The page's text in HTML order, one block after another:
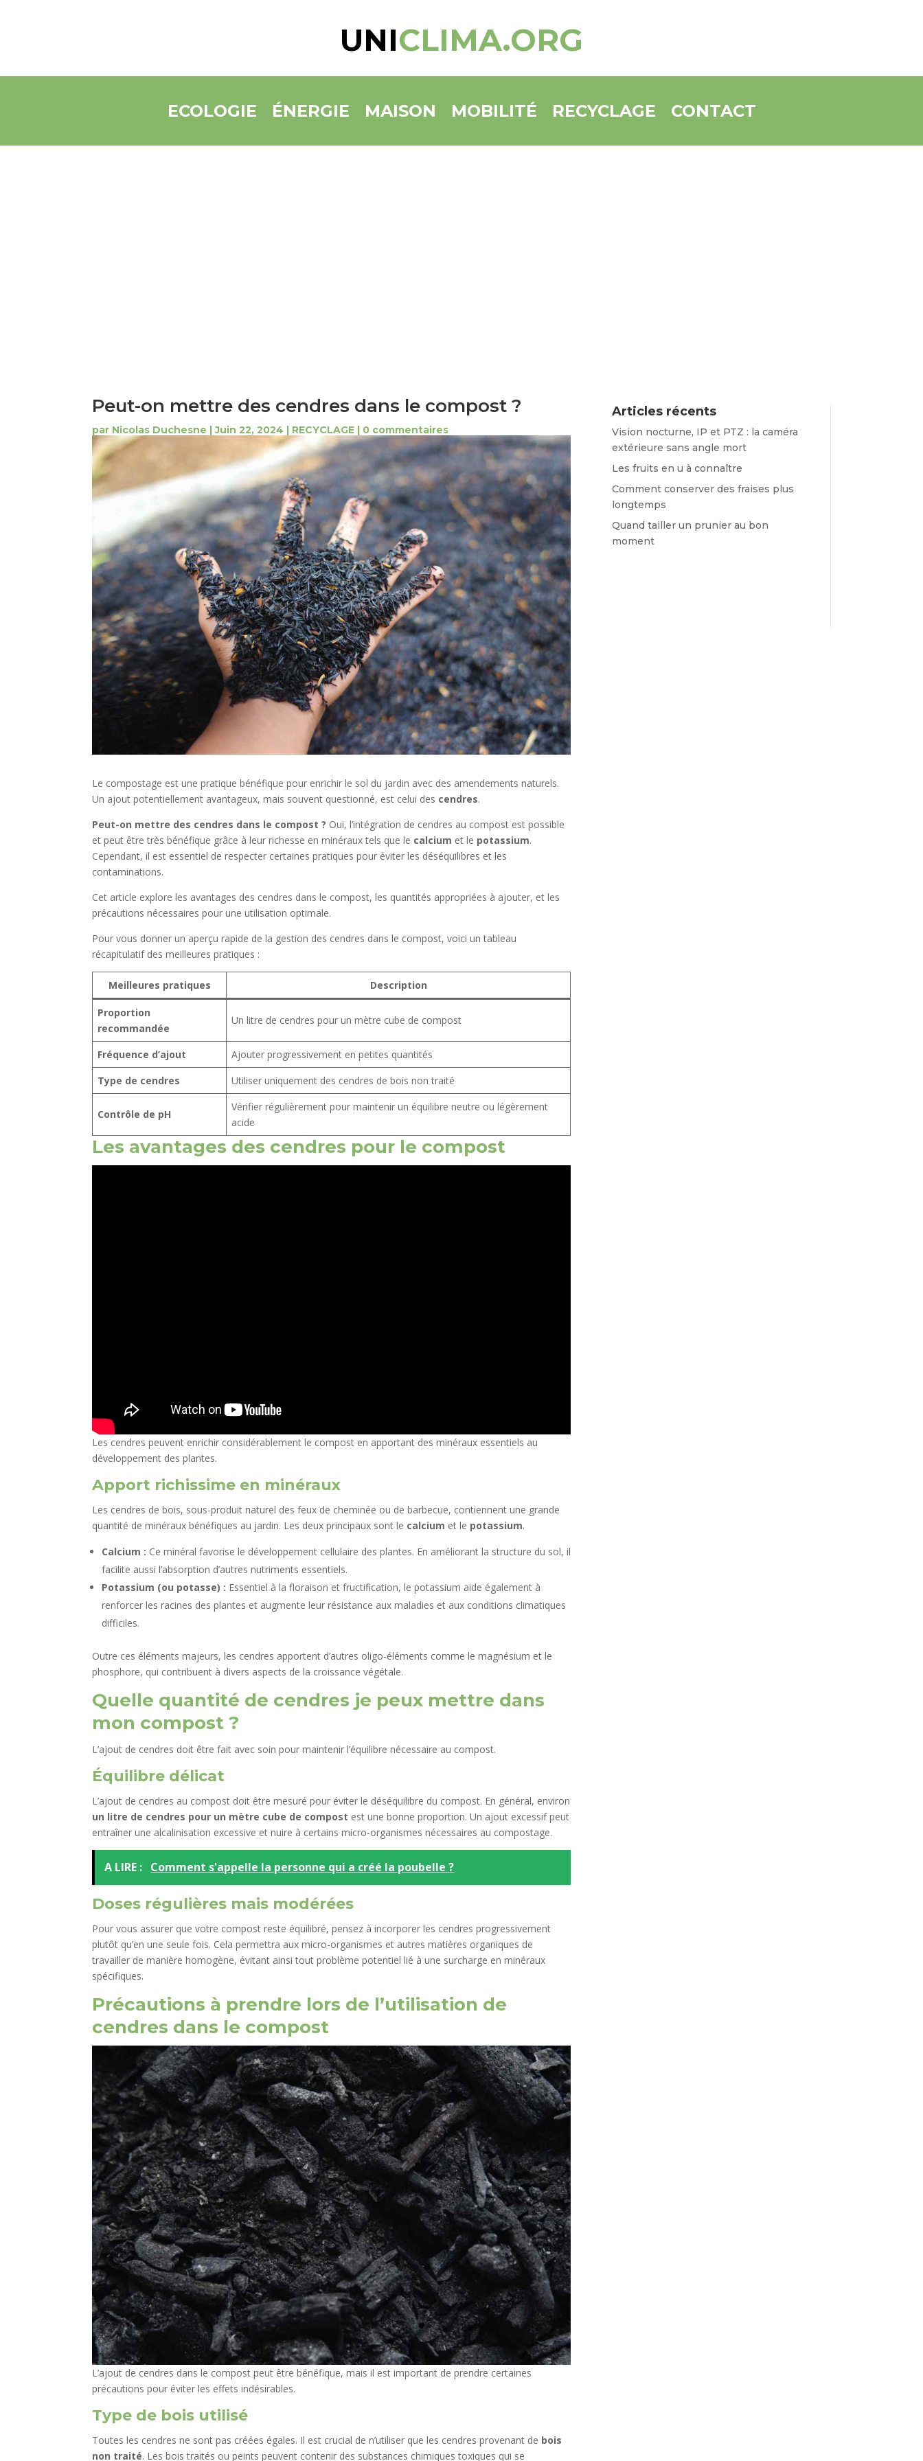
UNICLIMA.ORG
ECOLOGIE ÉNERGIE MAISON MOBILITÉ RECYCLAGE CONTACT
Peut-on mettre des cendres dans le compost ?
par Nicolas Duchesne |Juin 22, 2024 RECYCLAGE 0 commentaires
Le compostage est une pratique bénéfique pour enrichir le sol du jardin avec des amendements naturels.
Un ajout potentiellement avantageux, mais souvent questionné, est celui des cendres.
Peut-on mettre des cendres dans le compost ? Oui, l’intégration de cendres au compost est possible
et peut être très bénéfique grâce à leur richesse en minéraux tels que le calcium et le potassium.
Cependant, il est essentiel de respecter certaines pratiques pour éviter les déséquilibres et les
contaminations.
Cet article explore les avantages des cendres dans le compost, les quantités appropriées à ajouter, et les
précautions nécessaires pour une utilisation optimale.
Pour vous donner un aperçu rapide de la gestion des cendres dans le compost, voici un tableau
récapitulatif des meilleures pratiques :
Meilleures pratiques Description
Proportion
recommandée
Un litre de cendres pour un mètre cube de compost
Fréquence d’ajout
Ajouter progressivement en petites quantités
Type de cendres
Utiliser uniquement des cendres de bois non traité
Contrôle de pH
Vérifier régulièrement pour maintenir un équilibre neutre ou légèrement
acide
Les avantages des cendres pour le compost
Les cendres peuvent enrichir considérablement le compost en apportant des minéraux essentiels au
développement des plantes.
Apport richissime en minéraux
Les cendres de bois, sous-produit naturel des feux de cheminée ou de barbecue, contiennent une grande
quantité de minéraux bénéfiques au jardin. Les deux principaux sont le calcium et le potassium.
Calcium : Ce minéral favorise le développement cellulaire des plantes. En améliorant la structure du sol, il
facilite aussi l’absorption d’autres nutriments essentiels.
Potassium (ou potasse) : Essentiel à la floraison et fructification, le potassium aide également à
renforcer les racines des plantes et augmente leur résistance aux maladies et aux conditions climatiques
difficiles.
Outre ces éléments majeurs, les cendres apportent d’autres oligo-éléments comme le magnésium et le
phosphore, qui contribuent à divers aspects de la croissance végétale.
Quelle quantité de cendres je peux mettre dans
mon compost ?
L’ajout de cendres doit être fait avec soin pour maintenir l’équilibre nécessaire au compost.
Équilibre délicat
L’ajout de cendres au compost doit être mesuré pour éviter le déséquilibre du compost. En général, environ
un litre de cendres pour un mètre cube de compost est une bonne proportion. Un ajout excessif peut
entraîner une alcalinisation excessive et nuire à certains micro-organismes nécessaires au compostage.
A LIRE : Comment s'appelle la personne qui a créé la poubelle ?
Doses régulières mais modérées
Pour vous assurer que votre compost reste équilibré, pensez à incorporer les cendres progressivement
plutôt qu’en une seule fois. Cela permettra aux micro-organismes et autres matières organiques de
travailler de manière homogène, évitant ainsi tout problème potentiel lié à une surcharge en minéraux
spécifiques.
Précautions à prendre lors de l’utilisation de
cendres dans le compost
L’ajout de cendres dans le compost peut être bénéfique, mais il est important de prendre certaines
précautions pour éviter les effets indésirables.
Type de bois utilisé
Toutes les cendres ne sont pas créées égales. Il est crucial de n’utiliser que les cendres provenant de bois
non traité. Les bois traités ou peints peuvent contenir des substances chimiques toxiques qui se
Articles récents
Vision nocturne, IP et PTZ : la caméra
extérieure sans angle mort
Les fruits en u à connaître
Comment conserver des fraises plus
longtemps
Quand tailler un prunier au bon
moment